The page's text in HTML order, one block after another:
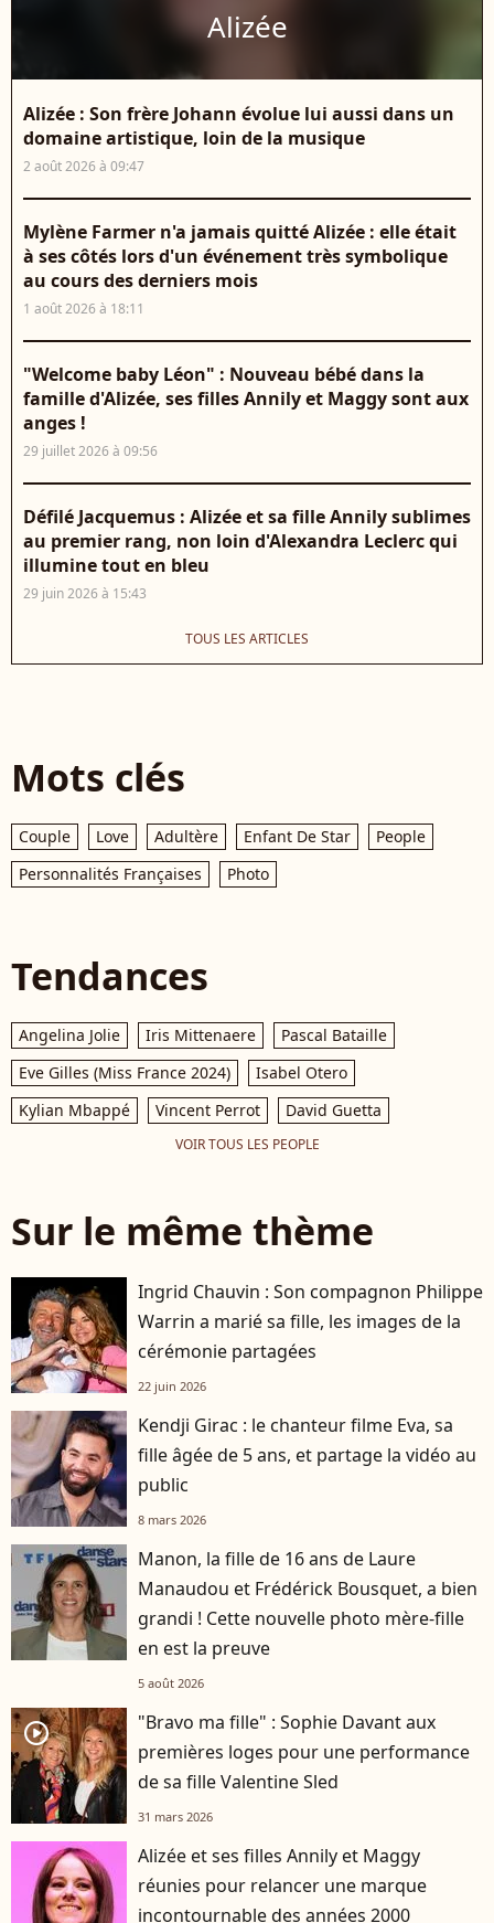
Alizée
Alizée : Son frère Johann évolue lui aussi dans un
domaine artistique, loin de la musique
2 août 2026 à 09:47
Mylène Farmer n'a jamais quitté Alizée : elle était
à ses côtés lors d'un événement très symbolique
au cours des derniers mois
1 août 2026 à 18:11
"Welcome baby Léon" : Nouveau bébé dans la
famille d'Alizée, ses filles Annily et Maggy sont aux
anges !
29 juillet 2026 à 09:56
Défilé Jacquemus : Alizée et sa fille Annily sublimes
au premier rang, non loin d'Alexandra Leclerc qui
illumine tout en bleu
29 juin 2026 à 15:43
TOUS LES ARTICLES
Mots clés
Couple Love Adultère Enfant De Star
People
Personnalités Françaises
Photo
Tendances
Angelina Jolie Iris Mittenaere
Pascal Bataille
Eve Gilles (Miss France 2024)
Isabel Otero
Kylian Mbappé
Vincent Perrot David Guetta
VOIR TOUS LES PEOPLE
Sur le même thème
Ingrid Chauvin : Son compagnon Philippe
Warrin a marié sa fille, les images de la
cérémonie partagées
22 juin 2026
Kendji Girac : le chanteur filme Eva, sa
fille âgée de 5 ans, et partage la vidéo au
public
8 mars 2026
Manon, la fille de 16 ans de Laure
Manaudou et Frédérick Bousquet, a bien
grandi ! Cette nouvelle photo mère-fille
en est la preuve
5 août 2026
player2
"Bravo ma fille" : Sophie Davant aux
premières loges pour une performance
de sa fille Valentine Sled
31 mars 2026
Alizée et ses filles Annily et Maggy
réunies pour relancer une marque
incontournable des années 2000